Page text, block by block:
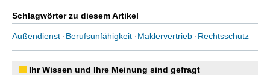
Schlagwörter zu diesem Artikel
Außendienst ·Berufsunfähigkeit ·Maklervertrieb ·Rechtsschutz
Ihr Wissen und Ihre Meinung sind gefragt